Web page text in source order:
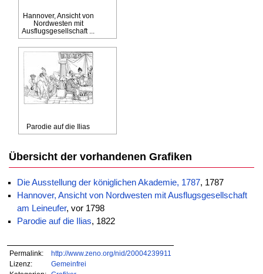
Hannover, Ansicht von
Nordwesten mit
Ausflugsgesellschaft ...
Parodie auf die Ilias
Übersicht der vorhandenen Grafiken
Die Ausstellung der königlichen Akademie, 1787, 1787
Hannover, Ansicht von Nordwesten mit Ausflugsgesellschaft
am Leineufer, vor 1798
Parodie auf die Ilias, 1822
Permalink:
http://www.zeno.org/nid/20004239911
Lizenz:
Gemeinfrei